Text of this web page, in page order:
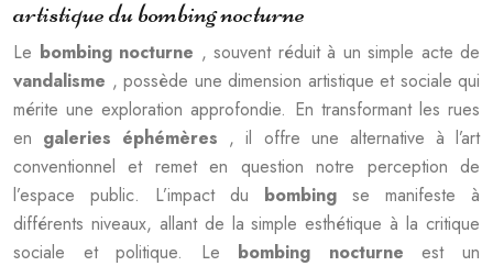
artistique du bombing nocturne
Le bombing nocturne , souvent réduit à un simple acte de
vandalisme , possède une dimension artistique et sociale qui
mérite une exploration approfondie. En transformant les rues
en galeries éphémères , il offre une alternative à l’art
conventionnel et remet en question notre perception de
l’espace public. L’impact du bombing se manifeste à
différents niveaux, allant de la simple esthétique à la critique
sociale et politique. Le bombing nocturneest un